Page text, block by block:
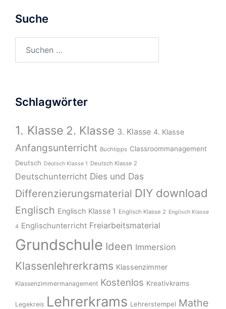
Suche
Schlagwörter
1. Klasse 2. Klasse 3. Klasse 4. Klasse
Anfangsunterricht Buchtipps Classroommanagement
Deutsch Deutsch Klasse 1 Deutsch Klasse 2
Deutschunterricht Dies und Das
Differenzierungsmaterial DIY download
Englisch Englisch Klasse 1 Englisch Klasse 2 Englisch Klasse
4 Englischunterricht Freiarbeitsmaterial
Grundschule Ideen Immersion
Klassenlehrerkrams Klassenzimmer
Klassenzimmermanagement Kostenlos Kreativkrams
Legekreis Lehrerkrams Lehrerstempel Mathe